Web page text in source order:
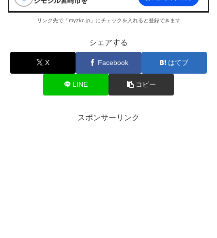
リンク先で「myzkc.jp」にチェックを入れると登録できます
シェアする
X Facebook はてブ
LINE コピー
スポンサーリンク